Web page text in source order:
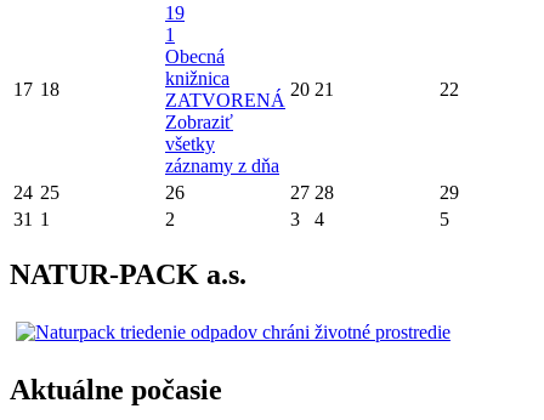
17 18
19
1
Obecná
knižnica
ZATVORENÁ
Zobraziť
všetky
záznamy z dňa
20 21 22
24 25 26 27 28
29
31 1 2 3 4 5
NATUR-PACK a.s.
Aktuálne počasie